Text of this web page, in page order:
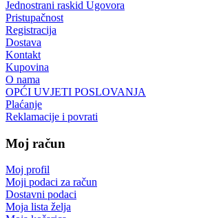
Jednostrani raskid Ugovora
Pristupačnost
Registracija
Dostava
Kontakt
Kupovina
O nama
OPĆI UVJETI POSLOVANJA
Plaćanje
Reklamacije i povrati
Moj račun
Moj profil
Moji podaci za račun
Dostavni podaci
Moja lista želja